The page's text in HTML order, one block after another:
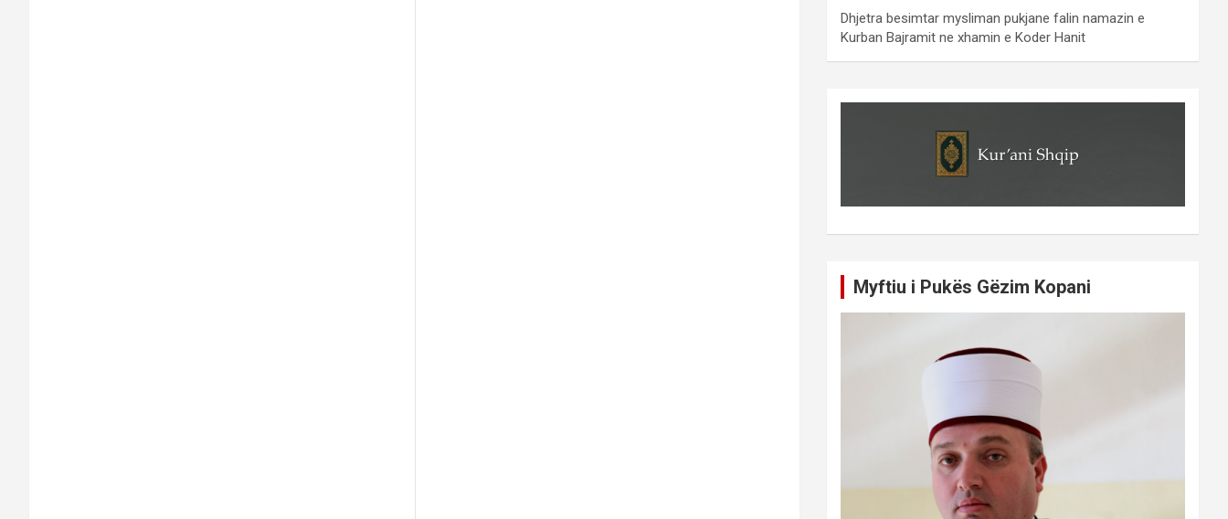
Dhjetra besimtar mysliman pukjane falin namazin e
Kurban Bajramit ne xhamin e Koder Hanit
Myftiu i Pukës Gëzim Kopani